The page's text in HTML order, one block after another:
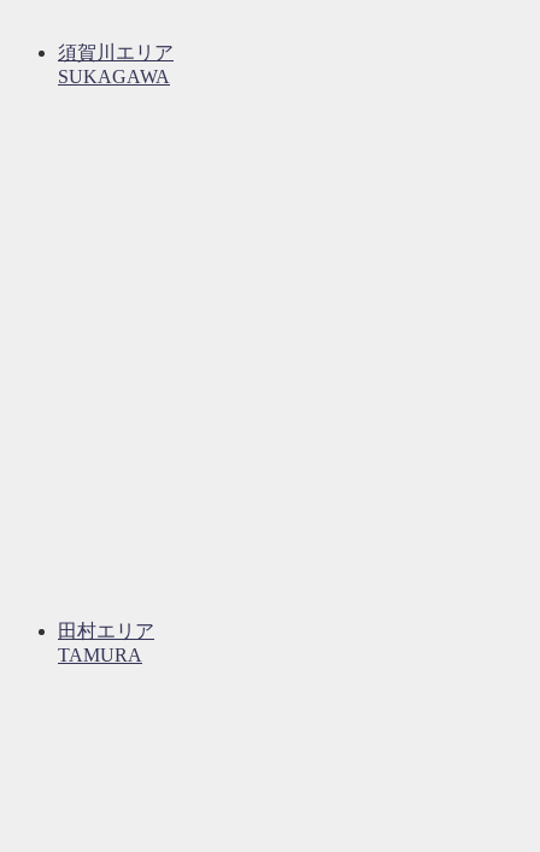
須賀川エリア
SUKAGAWA
田村エリア
TAMURA